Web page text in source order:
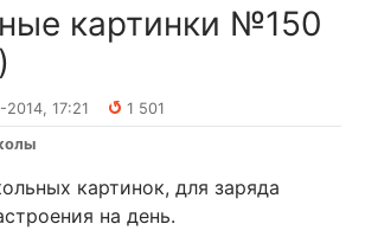
картинки №150
2014, 17:21
1 501
картинок, для заряда
на день.